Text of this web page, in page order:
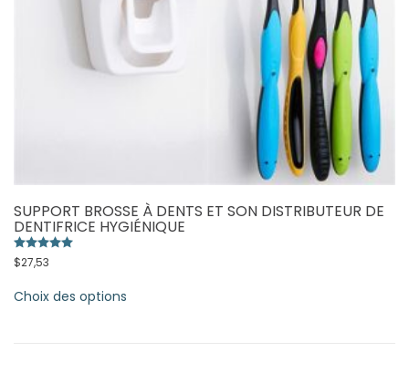
SUPPORT BROSSE À DENTS ET SON DISTRIBUTEUR DE
DENTIFRICE HYGIÉNIQUE
$27,53
Choix des options